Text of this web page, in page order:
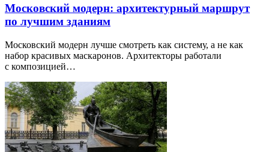
Московский модерн: архитектурный маршрут
по лучшим зданиям
Московский модерн лучше смотреть как систему, а не как
набор красивых маскаронов. Архитекторы работали
с композицией…